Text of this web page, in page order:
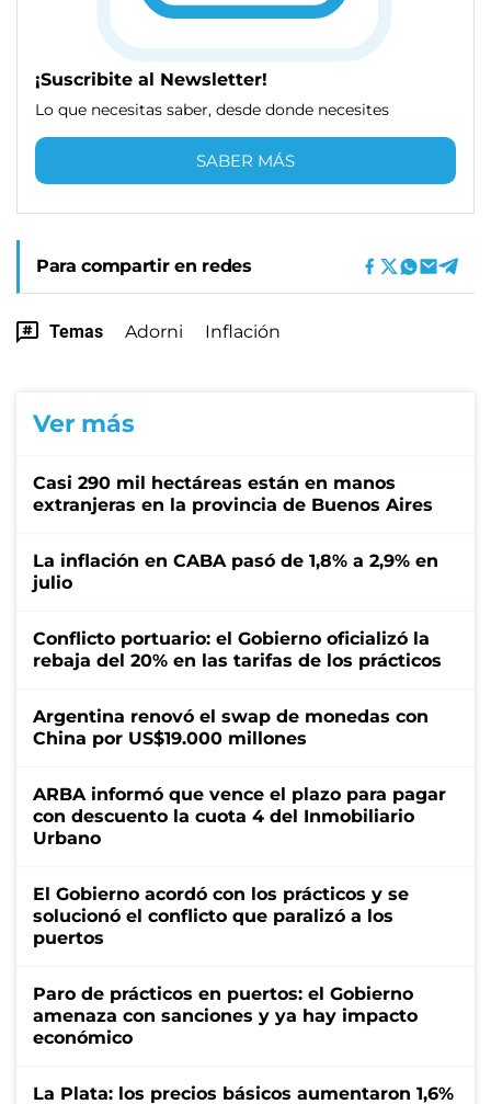
¡Suscribite al Newsletter!
Lo que necesitas saber, desde donde necesites
SABER MÁS
Para compartir en redes
Temas Adorni Inflación
Ver más
Casi 290 mil hectáreas están en manos
extranjeras en la provincia de Buenos Aires
La inflación en CABA pasó de 1,8% a 2,9% en
julio
Conflicto portuario: el Gobierno oficializó la
rebaja del 20% en las tarifas de los prácticos
Argentina renovó el swap de monedas con
China por US$19.000 millones
ARBA informó que vence el plazo para pagar
con descuento la cuota 4 del Inmobiliario
Urbano
El Gobierno acordó con los prácticos y se
solucionó el conflicto que paralizó a los
puertos
Paro de prácticos en puertos: el Gobierno
amenaza con sanciones y ya hay impacto
económico
La Plata: los precios básicos aumentaron 1,6%